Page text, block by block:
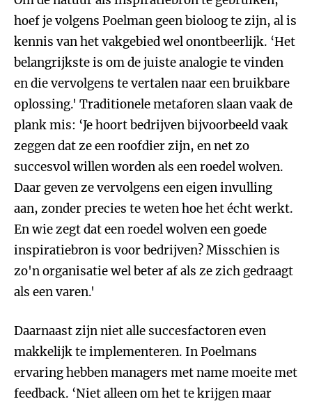
hoef je volgens Poelman geen bioloog te zijn, al is
kennis van het vakgebied wel onontbeerlijk. ‘Het
belangrijkste is om de juiste analogie te vinden
en die vervolgens te vertalen naar een bruikbare
oplossing.' Traditionele metaforen slaan vaak de
plank mis: ‘Je hoort bedrijven bijvoorbeeld vaak
zeggen dat ze een roofdier zijn, en net zo
succesvol willen worden als een roedel wolven.
Daar geven ze vervolgens een eigen invulling
aan, zonder precies te weten hoe het écht werkt.
En wie zegt dat een roedel wolven een goede
inspiratiebron is voor bedrijven? Misschien is
zo'n organisatie wel beter af als ze zich gedraagt
als een varen.'
Daarnaast zijn niet alle succesfactoren even
makkelijk te implementeren. In Poelmans
ervaring hebben managers met name moeite met
feedback. ‘Niet alleen om het te krijgen maar